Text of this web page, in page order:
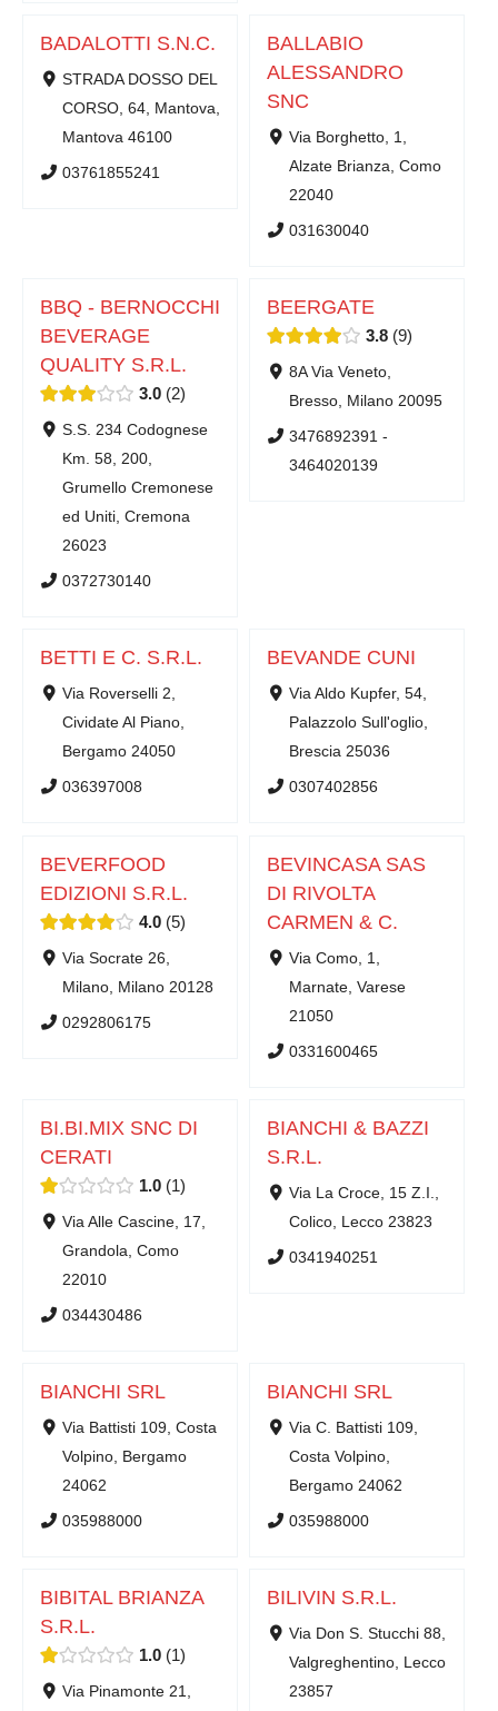
BADALOTTI S.N.C.
STRADA DOSSO DEL
CORSO, 64, Mantova,
Mantova 46100
03761855241
BALLABIO
ALESSANDRO
SNC
Via Borghetto, 1,
Alzate Brianza, Como
22040
031630040
BBQ - BERNOCCHI
BEVERAGE
QUALITY S.R.L.
3.0 2
S.S. 234 Codognese
Km. 58, 200,
Grumello Cremonese
ed Uniti, Cremona
26023
0372730140
BEERGATE
3.8 9
8A Via Veneto,
Bresso, Milano 20095
3476892391 -
3464020139
BETTI E C. S.R.L.
Via Roverselli 2,
Cividate Al Piano,
Bergamo 24050
036397008
BEVANDE CUNI
Via Aldo Kupfer, 54,
Palazzolo Sull'oglio,
Brescia 25036
0307402856
BEVERFOOD
EDIZIONI S.R.L.
4.0 5
Via Socrate 26,
Milano, Milano 20128
0292806175
BEVINCASA SAS
DI RIVOLTA
CARMEN & C.
Via Como, 1,
Marnate, Varese
21050
0331600465
BI.BI.MIX SNC DI
CERATI
1.0 1
Via Alle Cascine, 17,
Grandola, Como
22010
034430486
BIANCHI & BAZZI
S.R.L.
Via La Croce, 15 Z.I.,
Colico, Lecco 23823
0341940251
BIANCHI SRL
Via Battisti 109, Costa
Volpino, Bergamo
24062
035988000
BIANCHI SRL
Via C. Battisti 109,
Costa Volpino,
Bergamo 24062
035988000
BIBITAL BRIANZA
S.R.L.
1.0 1
Via Pinamonte 21,
BILIVIN S.R.L.
Via Don S. Stucchi 88,
Valgreghentino, Lecco
23857